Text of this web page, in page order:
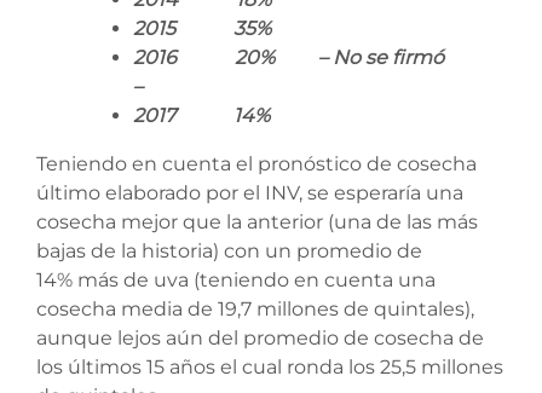
2015 35%
2016 20% – No se firmó
–
2017 14%
Teniendo en cuenta el pronóstico de cosecha
último elaborado por el INV, se esperaría una
cosecha mejor que la anterior (una de las más
bajas de la historia) con un promedio de
14% más de uva (teniendo en cuenta una
cosecha media de 19,7 millones de quintales),
aunque lejos aún del promedio de cosecha de
los últimos 15 años el cual ronda los 25,5 millones